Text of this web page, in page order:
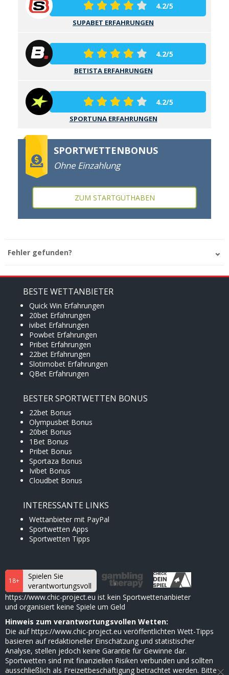
4.2/5
SUPABET ERFAHRUNGEN
4.2/5
BETISTA ERFAHRUNGEN
4.2/5
SPORTUNA ERFAHRUNGEN
SPORTWETTENBONUS
Ohne Einzahlung
ZUM STARTGUTHABEN
Fehler gefunden?
BESTE WETTANBIETER
Quick Win Erfahrungen
20bet Erfahrungen
ivibet Erfahrungen
Powbet Erfahrungen
Pribet Erfahrungen
22bet Erfahrungen
Slotimobet Erfahrungen
QBet Erfahrungen
BESTER SPORTWETTEN BONUS
22bet Bonus
Olympusbet Bonus
20bet Bonus
1Bet Bonus
Pribet Bonus
Sportaza Bonus
Ivibet Bonus
Cloudbet Bonus
INTERESSANTE LINKS
Wettanbieter mit PayPal
Sportwetten Apps
Sportwetten Tipps
18+
Spielen Sie
verantwortungsvoll
https://www.chic-project.eu ist kein Sportwettenanbieter
und organisiert keine Spiele um Geld
Hinweis zum verantwortungsvollen Wetten:
Die auf https://www.chic-project.eu veröffentlichten Wett-Tipps
basieren auf redaktioneller Einschätzung und statistischer
Analyse, stellen jedoch keine Garantie für Gewinne dar.
Sportwetten sind mit finanziellen Risiken verbunden und sollten
ausschließlich als Freizeitbeschäftigung betrachtet werden. Bitte